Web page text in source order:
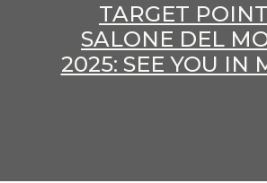
TARGET
SALONE DEL
2025: SEE YOU IN